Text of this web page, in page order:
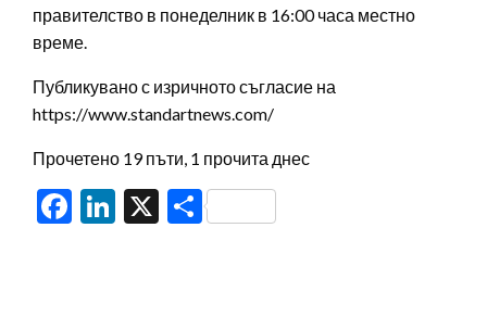
правителство в понеделник в 16:00 часа местно
време.
Публикувано с изричното съгласие на
https://www.standartnews.com/
Прочетено 19 пъти, 1 прочита днес
Facebook
LinkedIn
X Share